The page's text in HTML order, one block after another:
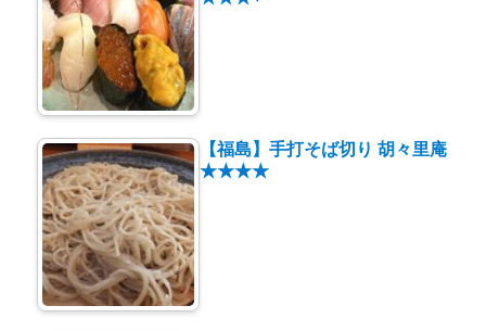
【福島】手打そば切り 胡々里庵
★★★★